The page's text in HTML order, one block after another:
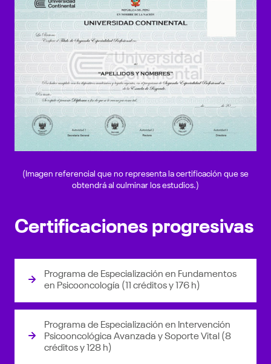
(Imagen referencial que no representa la certificación que se
obtendrá al culminar los estudios.)
Certificaciones progresivas
Programa de Especialización en Fundamentos
en Psicooncología (11 créditos y 176 h)
Programa de Especialización en Intervención
Psicooncológica Avanzada y Soporte Vital (8
créditos y 128 h)